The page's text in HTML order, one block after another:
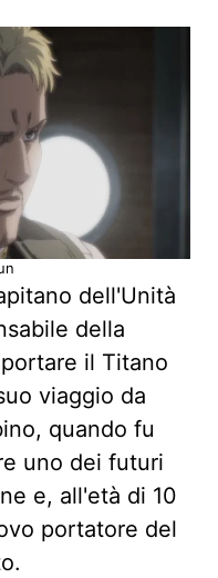
dell'Unità
della
il Titano
viaggio da
quando fu
uno dei futuri
e, all'età di 10
portatore del